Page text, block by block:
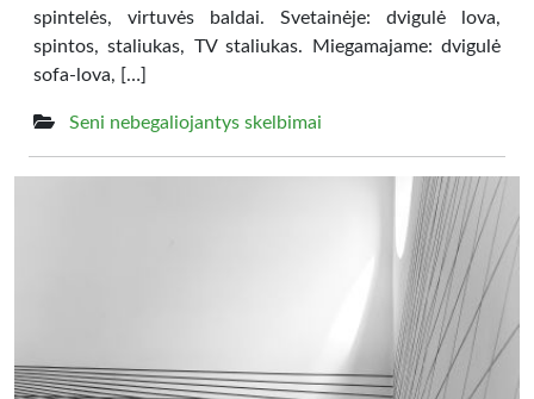
spintelės, virtuvės baldai. Svetainėje: dvigulė lova,
spintos, staliukas, TV staliukas. Miegamajame: dvigulė
sofa-lova, […]
Seni nebegaliojantys skelbimai